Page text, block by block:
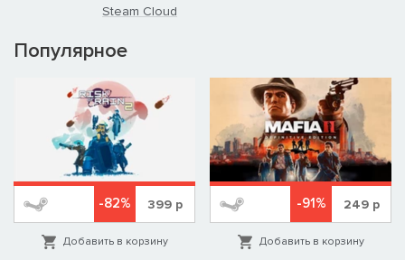
Steam Cloud
Популярное
-82% 399 р
Добавить в корзину
-91% 249р
Добавить в корзину